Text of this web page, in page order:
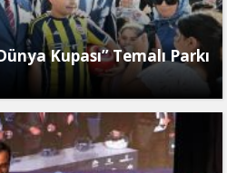
Kupası” Temalı Parkı